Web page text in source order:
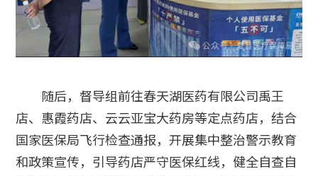
随后，督导组前往春天湖医药有限公司禹王
店、惠霞药店、云云亚宝大药房等定点药店，结合
国家医保局飞行检查通报，开展集中整治警示教育
和政策宣传，引导药店严守医保红线，健全自查自